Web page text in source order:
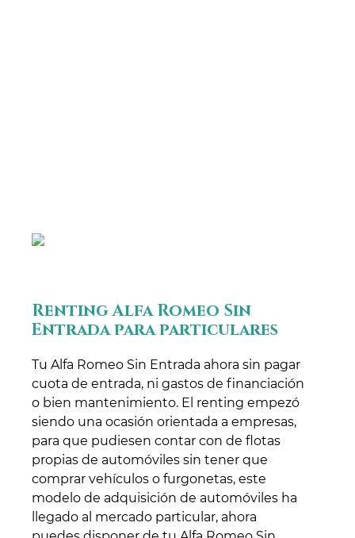
Renting Alfa Romeo Sin
Entrada para particulares
Tu Alfa Romeo Sin Entrada ahora sin pagar
cuota de entrada, ni gastos de financiación
o bien mantenimiento. El renting empezó
siendo una ocasión orientada a empresas,
para que pudiesen contar con de flotas
propias de automóviles sin tener que
comprar vehículos o furgonetas, este
modelo de adquisición de automóviles ha
llegado al mercado particular, ahora